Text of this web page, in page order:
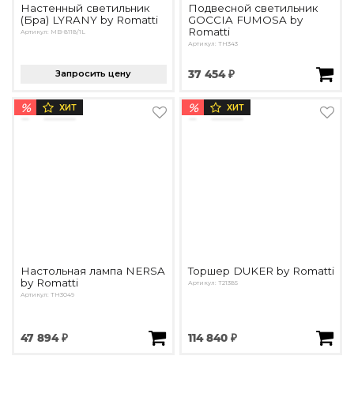
Настенный светильник
(Бра) LYRANY by Romatti
Артикул: MB-8118/1L
Запросить цену
Подвесной светильник
GOCCIA FUMOSA by
Romatti
Артикул: TH343
37 454 ₽
% ХИТ
Настольная лампа NERSA
by Romatti
Артикул: TH3049
47 894 ₽
% ХИТ
Торшер DUKER by Romatti
Артикул: T21385
114 840 ₽